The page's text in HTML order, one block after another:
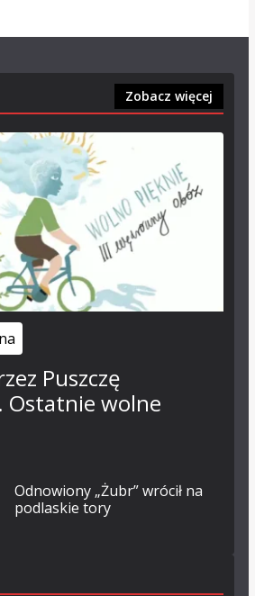
Zobacz więcej
Puszczę
Ostatnie wolne
Odnowiony „Żubr” wrócił na
podlaskie tory